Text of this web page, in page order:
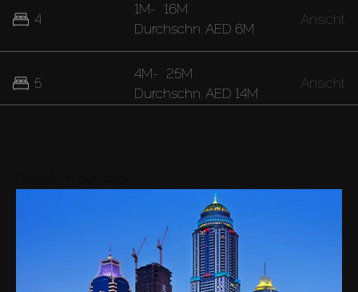
4
5
1M- 16M
Durchschn. AED 6M
Ansicht
4M- 25M
Durchschn. AED 14M
Ansicht